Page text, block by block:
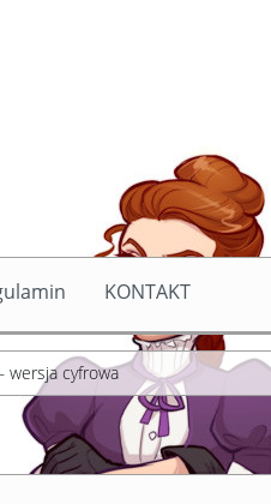
KONTAKT
wersja cyfrowa